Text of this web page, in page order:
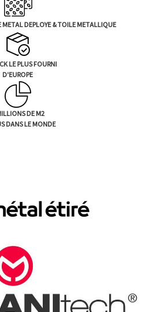
METAL DEPLOYE & TOILE METALLIQUE
LE PLUS FOURNI
D'EUROPE
DE M2
DANS LE MONDE